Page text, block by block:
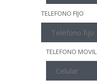
TELEFONO FIJO
TELEFONO MOVIL